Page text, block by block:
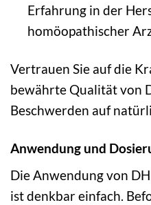
Erfahrung in der
homöopathischer
Vertrauen Sie auf die
bewährte Qualität von
Beschwerden auf
Anwendung und
Die Anwendung von
ist denkbar einfach.